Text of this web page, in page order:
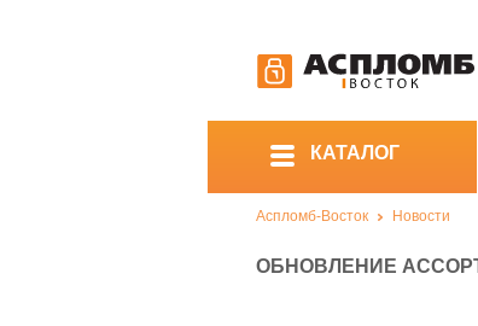
КАТАЛОГ
Аспломб-Восток Новости
ОБНОВЛЕНИЕ